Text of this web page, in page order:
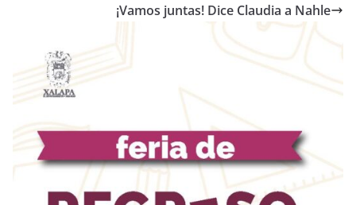
¡Vamos juntas! Dice Claudia a Nahle